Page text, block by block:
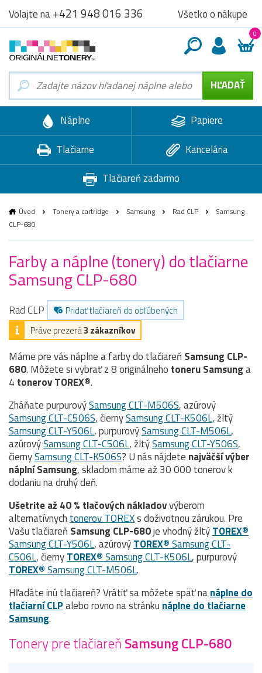
Volajte na+421 948 016 336 Všetko o nákupe
0
Náplne
Papiere
Tlačiarne
Kancelária
Tlačiareň zadarmo
Úvod Tonery a cartridge Samsung Rad CLP
Samsung
CLP-680
Farby a náplne (tonery) do tlačiarne
Samsung CLP-680
Rad CLP
Pridať tlačiareň do obľúbených
Práve prezerá3 zákazníkov
Máme pre vás náplne a farby do tlačiareň Samsung CLP-
680. Môžete si vybrať z 8 originálneho toneruSamsunga
4 tonerov TOREX®.
Zháňate purpurovýSamsung CLT-M506S, azúrový
Samsung CLT-C506S, čiernySamsung CLT-K506L, žltý
Samsung CLT-Y506L, purpurovýSamsung CLT-M506L,
azúrovýSamsung CLT-C506L, žltýSamsung CLT-Y506S,
čiernySamsung CLT-K506S? U nás nájdete najväčší výber
náplní Samsung, skladom máme až 30 000 tonerov k
dodaniu na druhý deň.
Ušetrite až 40 % tlačových nákladovvýberom
alternatívnychtonerov TOREXs doživotnou zárukou. Pre
Vašu tlačiareň Samsung CLP-680je vhodný žltýTOREX®
Samsung CLT-Y506L, azúrovýTOREX®Samsung CLT-
C506L, čiernyTOREX®Samsung CLT-K506L, purpurový
TOREX®Samsung CLT-M506L.
Hľadáte inú tlačiareň? Vrátiť sa môžete späť nanáplne do
tlačiarní CLPalebo rovno na stránkunáplne do tlačiarne
Samsung.
Tonery pre tlačiareň Samsung CLP-680